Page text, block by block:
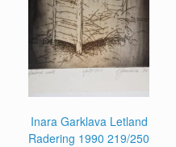
Inara Garklava Letland
Radering 1990 219/250